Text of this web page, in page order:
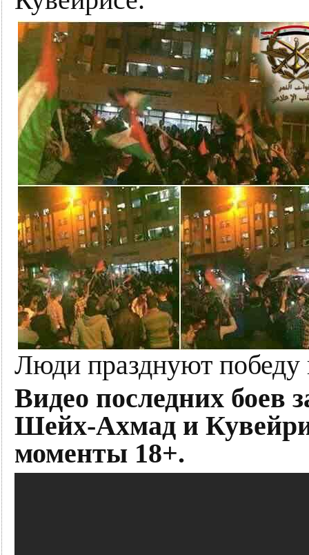
Люди празднуют победу
Видео последних боев
Шейх-Ахмад и
моменты 18+.